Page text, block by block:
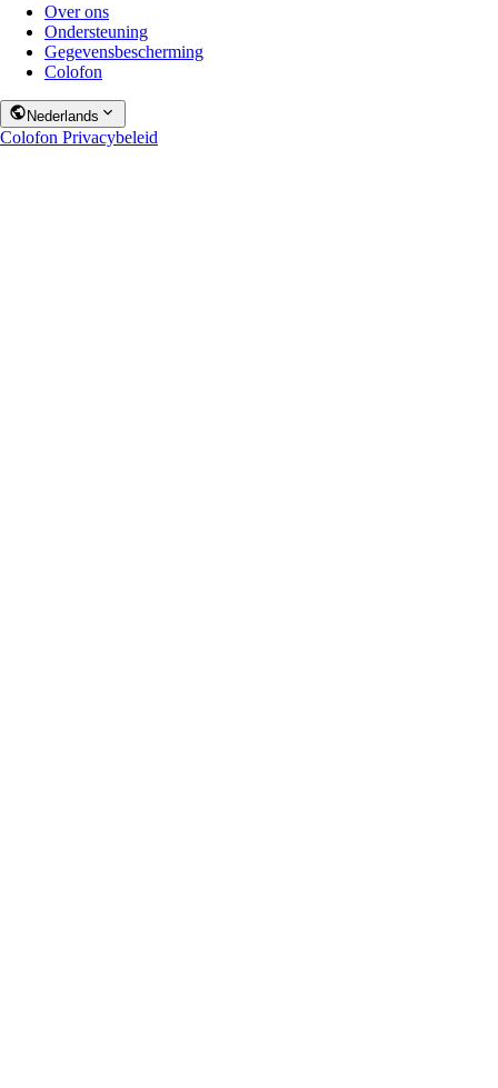
Over ons
Ondersteuning
Gegevensbescherming
Colofon
Nederlands
Colofon Privacybeleid